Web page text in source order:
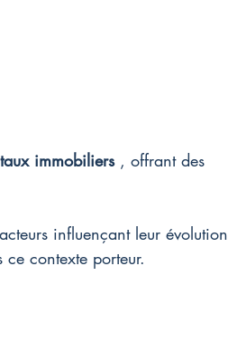
immobiliers , offrant des
influençant leur évolution
contexte porteur.